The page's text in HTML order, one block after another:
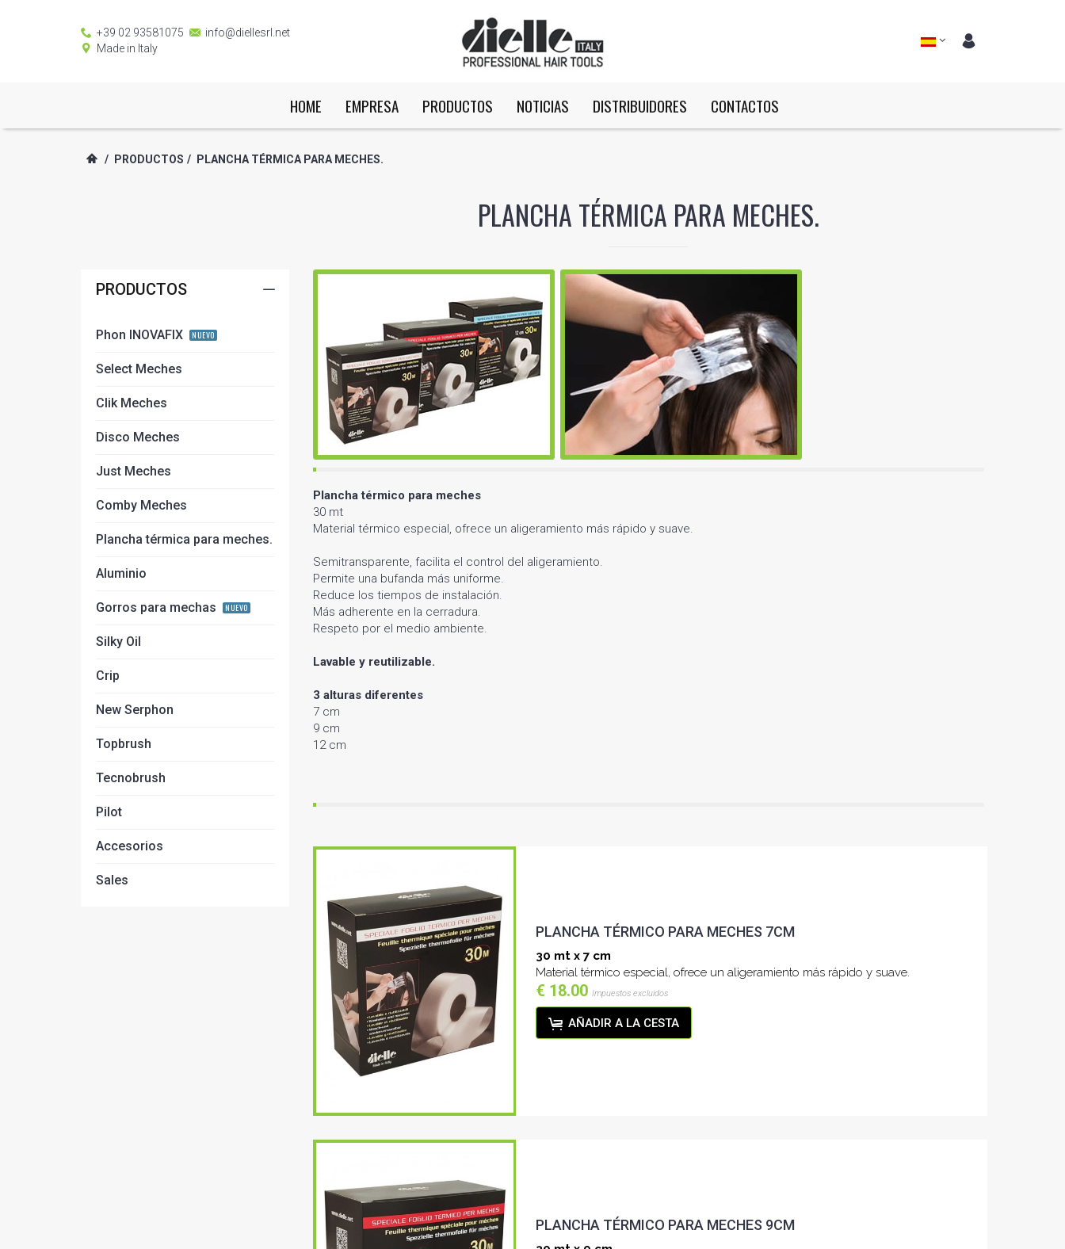
+39 02 93581075
info@diellesrl.net
Made in Italy
HOME EMPRESA PRODUCTOS NOTICIAS DISTRIBUIDORES CONTACTOS
/ PRODUCTOS / PLANCHA TÉRMICA PARA MECHES.
PRODUCTOS
Phon INOVAFIX NUEVO
Select Meches
Clik Meches
Disco Meches
Just Meches
Comby Meches
Plancha térmica para meches.
Aluminio
Gorros para mechas NUEVO
Silky Oil
Crip
New Serphon
Topbrush
Tecnobrush
Pilot
Accesorios
Sales
PLANCHA TÉRMICA PARA MECHES.
Plancha térmico para meches
30 mt
Material térmico especial, ofrece un aligeramiento más rápido y suave.
Semitransparente, facilita el control del aligeramiento.
Permite una bufanda más uniforme.
Reduce los tiempos de instalación.
Más adherente en la cerradura.
Respeto por el medio ambiente.
Lavable y reutilizable.
3 alturas diferentes
7 cm
9 cm
12 cm
PLANCHA TÉRMICO PARA MECHES 7CM
30 mt x 7 cm
Material térmico especial, ofrece un aligeramiento más rápido y suave.
€ 18.00 Impuestos excluidos
AÑADIR A LA CESTA
PLANCHA TÉRMICO PARA MECHES 9CM